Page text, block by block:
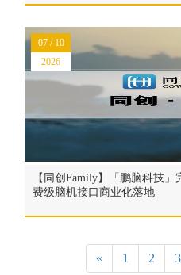
【同创Family】「鹏脑科技
费级脑机接口商业化落地
07 / 10
2026
« 1 2 3